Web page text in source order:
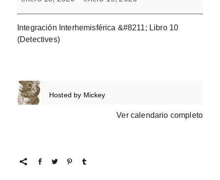
Integración Interhemisférica &#8211; Libro 10
(Detectives)
Hosted by Mickey
Ver calendario completo